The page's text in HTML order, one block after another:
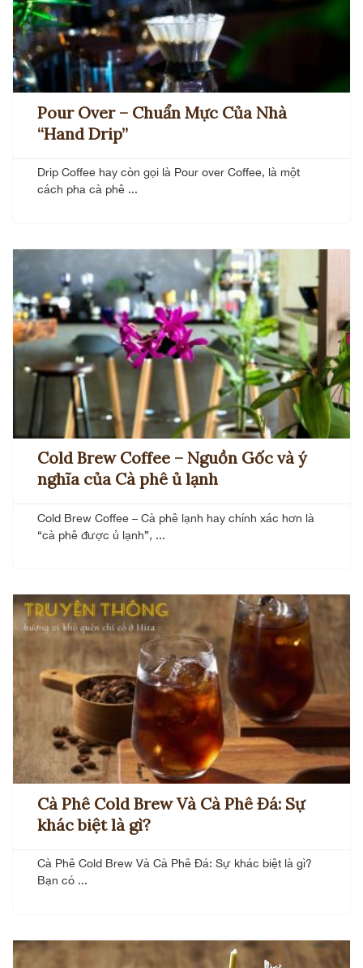
Pour Over – Chuẩn Mực Của Nhà
“Hand Drip”
Drip Coffee hay còn gọi là Pour over Coffee, là một
cách pha cà phê ...
Cold Brew Coffee – Nguồn Gốc và ý
nghĩa của Cà phê ủ lạnh
Cold Brew Coffee – Cà phê lạnh hay chính xác hơn là
“cà phê được ủ lạnh”, ...
Cà Phê Cold Brew Và Cà Phê Đá: Sự
khác biệt là gì?
Cà Phê Cold Brew Và Cà Phê Đá: Sự khác biệt là gì?
Bạn có ...